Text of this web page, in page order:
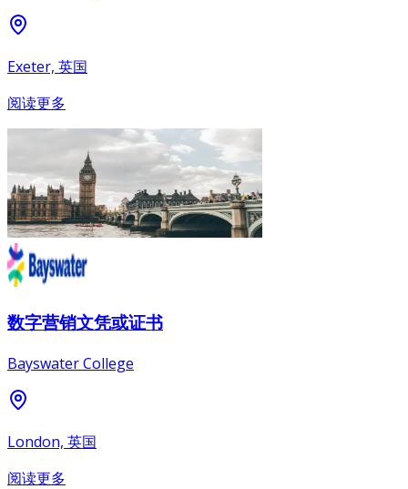
Exeter, 英国
阅读更多
数字营销文凭或证书
Bayswater College
London, 英国
阅读更多